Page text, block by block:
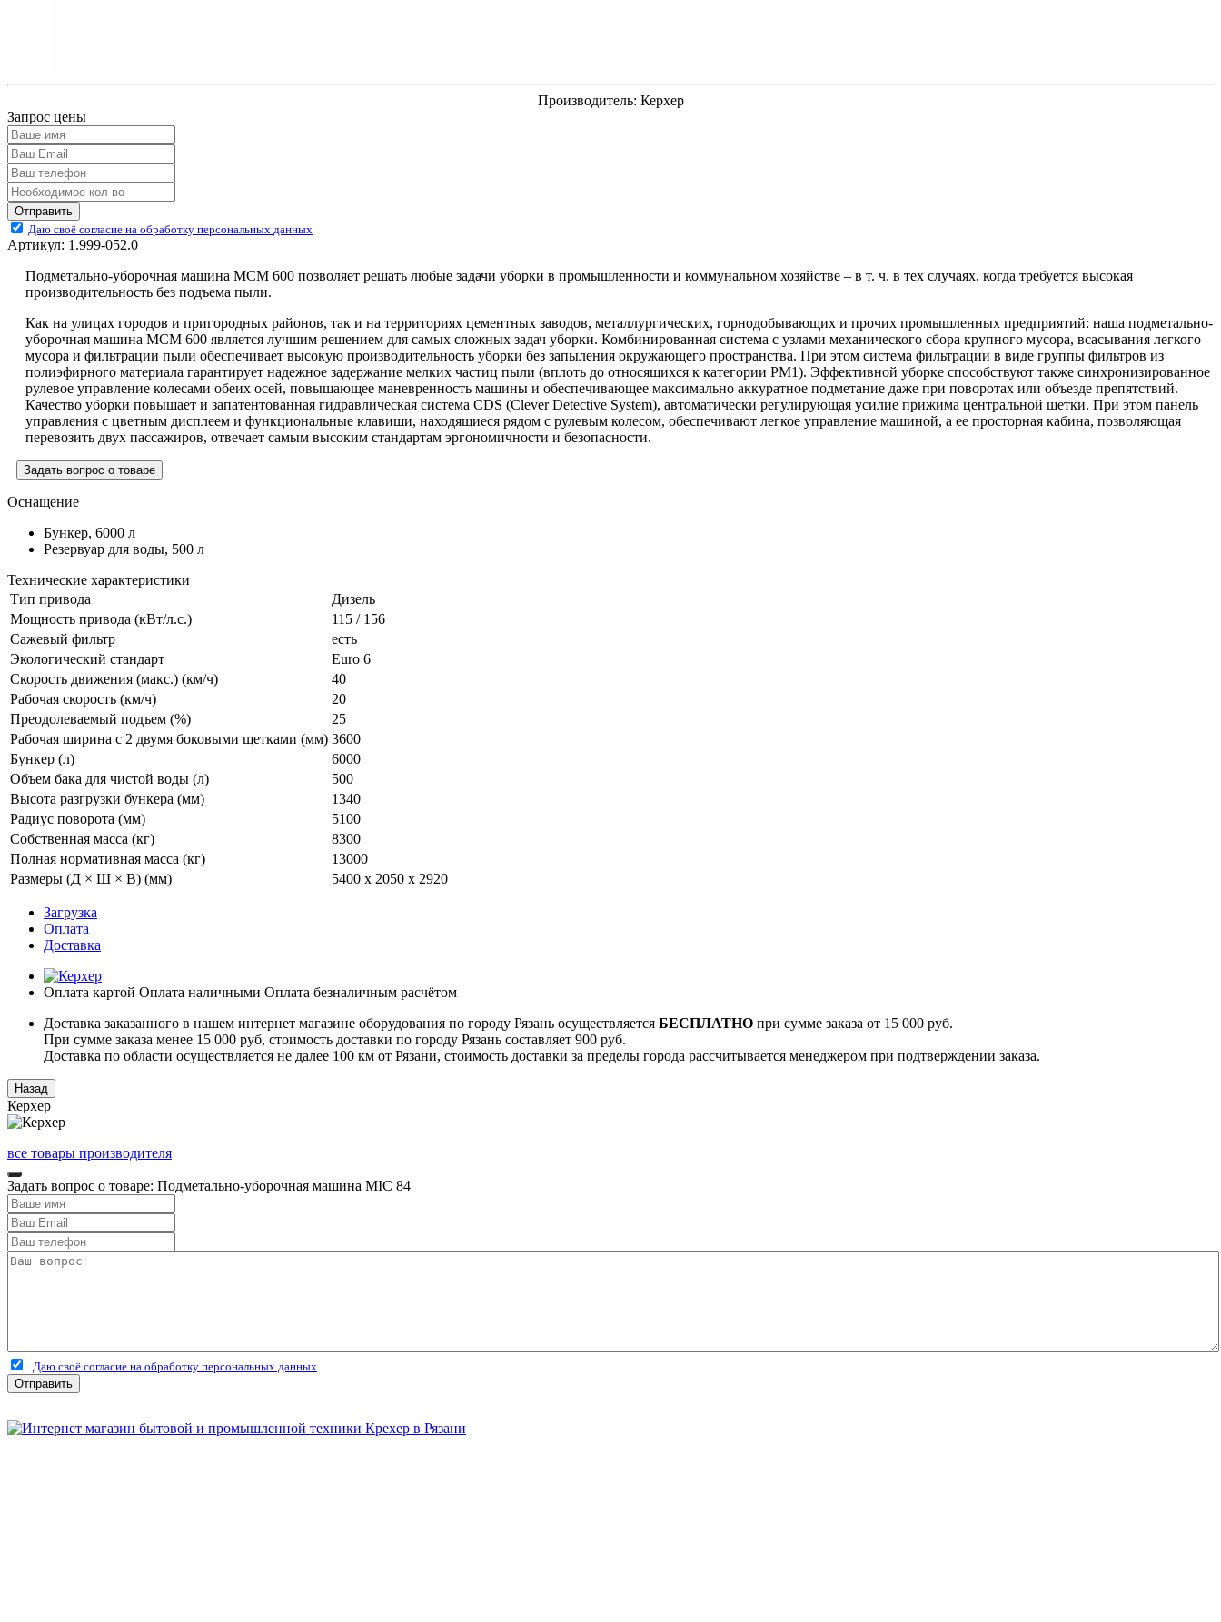
Производитель: Керхер
Запрос цены
Отправить
Даю своё согласие на обработку персональных данных
Артикул: 1.999-052.0
Подметально-уборочная машина MCM 600 позволяет решать любые задачи уборки в промышленности и коммунальном хозяйстве – в т. ч. в тех случаях, когда требуется высокая
производительность без подъема пыли.
Как на улицах городов и пригородных районов, так и на территориях цементных заводов, металлургических, горнодобывающих и прочих промышленных предприятий: наша подметально-
уборочная машина MCM 600 является лучшим решением для самых сложных задач уборки. Комбинированная система с узлами механического сбора крупного мусора, всасывания легкого
мусора и фильтрации пыли обеспечивает высокую производительность уборки без запыления окружающего пространства. При этом система фильтрации в виде группы фильтров из
полиэфирного материала гарантирует надежное задержание мелких частиц пыли (вплоть до относящихся к категории PM1). Эффективной уборке способствуют также синхронизированное
рулевое управление колесами обеих осей, повышающее маневренность машины и обеспечивающее максимально аккуратное подметание даже при поворотах или объезде препятствий.
Качество уборки повышает и запатентованная гидравлическая система CDS (Clever Detective System), автоматически регулирующая усилие прижима центральной щетки. При этом панель
управления с цветным дисплеем и функциональные клавиши, находящиеся рядом с рулевым колесом, обеспечивают легкое управление машиной, а ее просторная кабина, позволяющая
перевозить двух пассажиров, отвечает самым высоким стандартам эргономичности и безопасности.
Задать вопрос о товаре
Оснащение
Бункер, 6000 л
Резервуар для воды, 500 л
Технические характеристики
Тип привода
Дизель
Мощность привода (кВт/л.с.)
115 / 156
Сажевый фильтр
есть
Экологический стандарт
Euro 6
Скорость движения (макс.) (км/ч)
40
Рабочая скорость (км/ч)
20
Преодолеваемый подъем (%)
25
Рабочая ширина с 2 двумя боковыми щетками (мм) 3600
Бункер (л)
6000
Объем бака для чистой воды (л)
500
Высота разгрузки бункера (мм)
1340
Радиус поворота (мм)
5100
Собственная масса (кг)
8300
Полная нормативная масса (кг)
13000
Размеры (Д × Ш × В) (мм)
5400 x 2050 x 2920
Загрузка
Оплата
Доставка
Оплата картой Оплата наличными Оплата безналичным расчётом
Доставка заказанного в нашем интернет магазине оборудования по городу Рязань осуществляется БЕСПЛАТНО при сумме заказа от 15 000 руб.
При сумме заказа менее 15 000 руб, стоимость доставки по городу Рязань составляет 900 руб.
Доставка по области осуществляется не далее 100 км от Рязани, стоимость доставки за пределы города рассчитывается менеджером при подтверждении заказа.
Керхер
все товары производителя
Задать вопрос о товаре: Подметально-уборочная машина MIC 84
Даю своё согласие на обработку персональных данных
Отправить